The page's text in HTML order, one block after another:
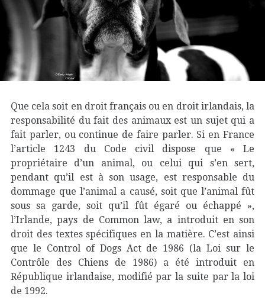
Que cela soit en droit français ou en droit irlandais, la
responsabilité du fait des animaux est un sujet qui a
fait parler, ou continue de faire parler. Si en France
l’article 1243 du Code civil dispose que « Le
propriétaire d’un animal, ou celui qui s’en sert,
pendant qu’il est à son usage, est responsable du
dommage que l’animal a causé, soit que l’animal fût
sous sa garde, soit qu’il fût égaré ou échappé »,
l’Irlande, pays de Common law, a introduit en son
droit des textes spécifiques en la matière. C’est ainsi
que le Control of Dogs Act de 1986 (la Loi sur le
Contrôle des Chiens de 1986) a été introduit en
République irlandaise, modifié par la suite par la loi
de 1992.